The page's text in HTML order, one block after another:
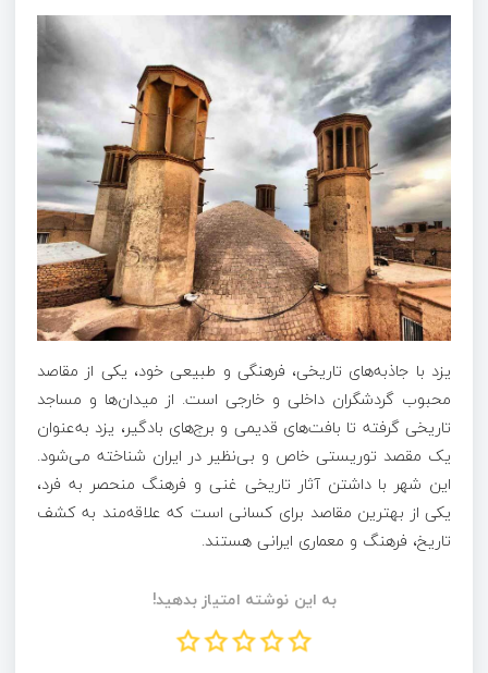
یزد با جاذبه‌های تاریخی، فرهنگی و طبیعی خود، یکی از مقاصد
محبوب گردشگران داخلی و خارجی است. از میدان‌ها و مساجد
تاریخی گرفته تا بافت‌های قدیمی و برج‌های بادگیر، یزد به‌عنوان
یک مقصد توریستی خاص و بی‌نظیر در ایران شناخته می‌شود.
این شهر با داشتن آثار تاریخی غنی و فرهنگ منحصر به فرد،
یکی از بهترین مقاصد برای کسانی است که علاقه‌مند به کشف
تاریخ، فرهنگ و معماری ایرانی هستند.
به این نوشته امتیاز بدهید!